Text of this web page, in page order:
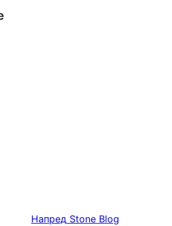
Напред Stone Blog